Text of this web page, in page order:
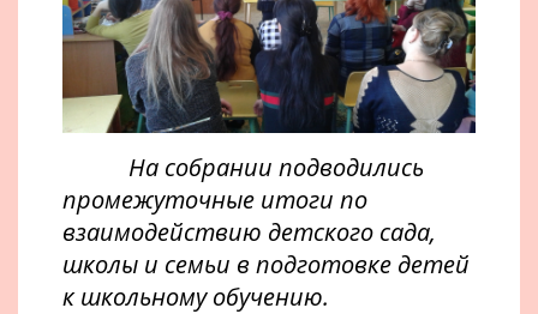
На собрании подводились
промежуточные итоги по
взаимодействию детского сада,
школы и семьи в подготовке детей
к школьному обучению.